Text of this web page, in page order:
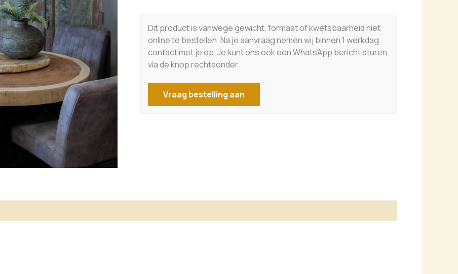
Dit product is vanwege gewicht, formaat of kwetsbaarheid niet
online te bestellen. Na je aanvraag nemen wij binnen 1 werkdag
contact met je op. Je kunt ons ook een WhatsApp bericht sturen
via de knop rechtsonder.
Vraag bestelling aan